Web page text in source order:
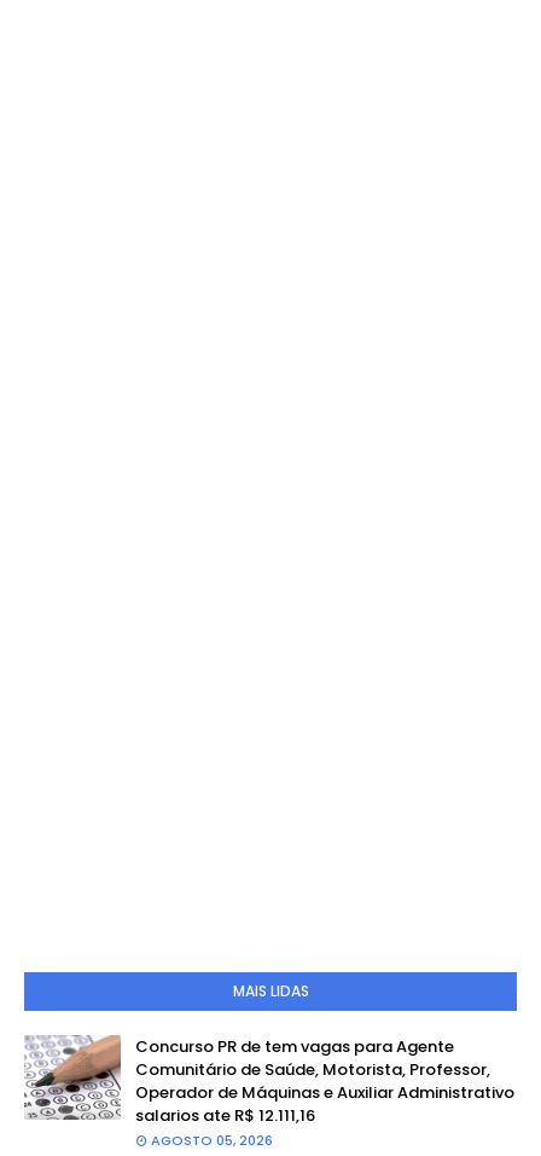
MAIS LIDAS
Concurso PR de tem vagas para Agente
Comunitário de Saúde, Motorista, Professor,
Operador de Máquinas e Auxiliar Administrativo
salarios ate R$ 12.111,16
AGOSTO 05, 2026